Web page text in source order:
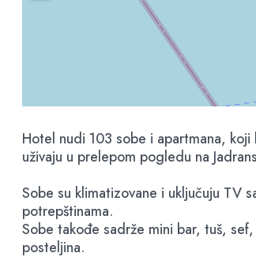
Hotel nudi 103 sobe i apartmana,
uživaju u prelepom pogledu na
Sobe su klimatizovane i uključuju TV
potrepštinama.
Sobe takođe sadrže mini bar, tuš,
posteljina.